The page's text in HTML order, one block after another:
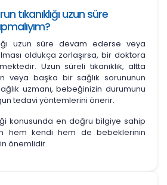
tıkanıklığı uzun süre
uzun süre devam ederse veya
oldukça zorlaşırsa, bir doktora
Uzun süreli tıkanıklık, altta
veya başka bir sağlık sorununun
uzmanı, bebeğinizin durumunu
tedavi yöntemlerini önerir.
konusunda en doğru bilgiye sahip
hem kendi hem de bebeklerinin
önemlidir.